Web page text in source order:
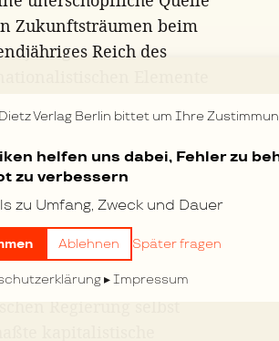
Verlag Berlin bittet um Ihre
helfen uns dabei, Fehler zu
zu verbessern
zu Umfang, Zweck und Dauer
Ablehnen Später fragen
Impressum
Zukunftsträumen beim
Reich des
welches ihre Hoffnungen
Staates
die Macht der
zwischen Polen und
Prozeß in
wenigstens in der
jeden Schein
Regierung selbst